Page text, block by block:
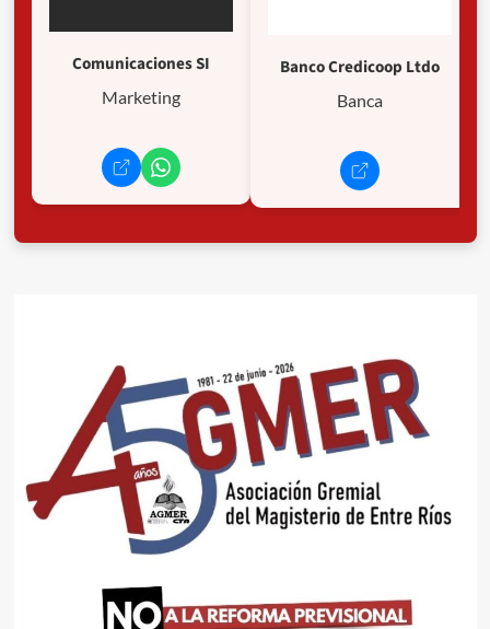
Comunicaciones SI
Marketing
Banco Credicoop Ltdo
Banca